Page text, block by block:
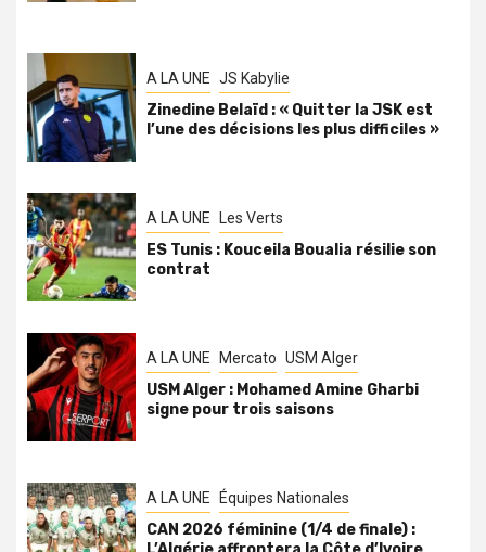
A LA UNE JS Kabylie
Zinedine Belaïd : « Quitter la JSK est
l’une des décisions les plus difficiles »
A LA UNE Les Verts
ES Tunis : Kouceila Boualia résilie son
contrat
A LA UNE Mercato USM Alger
USM Alger : Mohamed Amine Gharbi
signe pour trois saisons
A LA UNE Équipes Nationales
CAN 2026 féminine (1/4 de finale) :